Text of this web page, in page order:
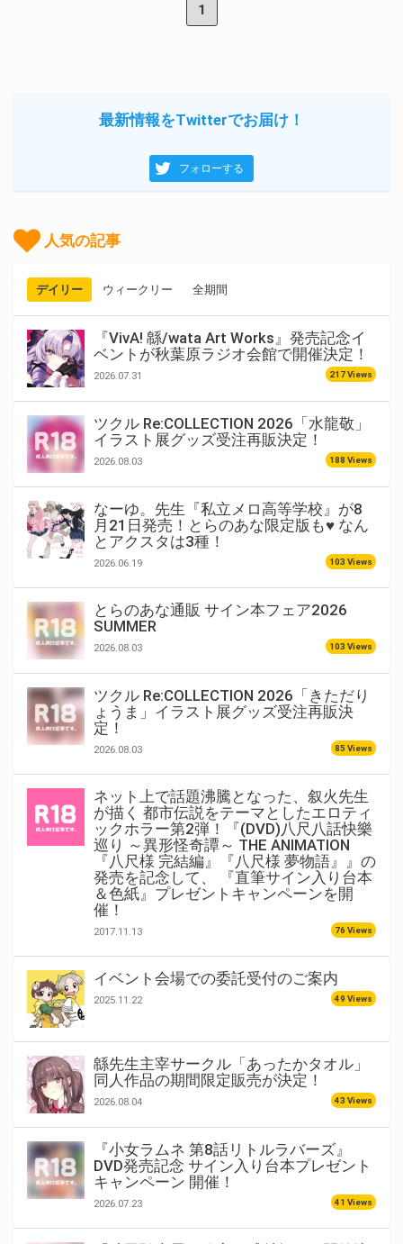
1
最新情報をTwitterでお届け！
フォローする
人気の記事
デイリー ウィークリー 全期間
『VivA! 緜/wata Art Works』発売記念イ
ベントが秋葉原ラジオ会館で開催決定！
2026.07.31 217 Views
ツクル Re:COLLECTION 2026「水龍敬」
イラスト展グッズ受注再販決定！
2026.08.03 188 Views
なーゆ。先生『私立メロ高等学校』が8
月21日発売！とらのあな限定版も♥ なん
とアクスタは3種！
2026.06.19 103 Views
とらのあな通販 サイン本フェア2026
SUMMER
2026.08.03 103 Views
ツクル Re:COLLECTION 2026「きただり
ょうま」イラスト展グッズ受注再販決
定！
2026.08.03 85 Views
ネット上で話題沸騰となった、叙火先生
が描く 都市伝説をテーマとしたエロティ
ックホラー第2弾！『(DVD)八尺八話快樂
巡り ～異形怪奇譚～ THE ANIMATION
『八尺様 完結編』『八尺様 夢物語』』の
発売を記念して、 『直筆サイン入り台本
＆色紙』プレゼントキャンペーンを開
催！
2017.11.13 76 Views
イベント会場での委託受付のご案内
2025.11.22 49 Views
緜先生主宰サークル「あったかタオル」
同人作品の期間限定販売が決定！
2026.08.04 43 Views
『小女ラムネ 第8話リトルラバーズ』
DVD発売記念 サイン入り台本プレゼント
キャンペーン 開催！
2026.07.23 41 Views